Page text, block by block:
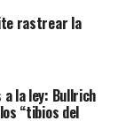
no quiere
a fin de
que
rastrear la
la ley: Bullrich
“tibios del